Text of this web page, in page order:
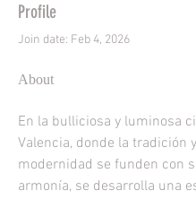
Profile
Join date: Feb 4, 2026
About
En la bulliciosa y luminosa
Valencia, donde la tradición
modernidad se funden con
armonía, se desarrolla una